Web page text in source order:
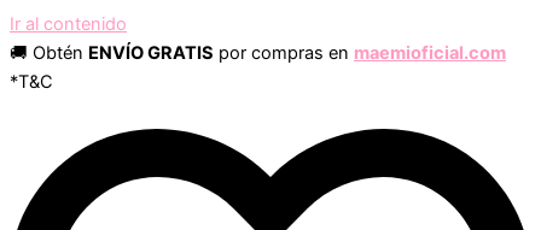
Ir al contenido
🚚 Obtén ENVÍO GRATIS por compras en maemioficial.com
*T&C